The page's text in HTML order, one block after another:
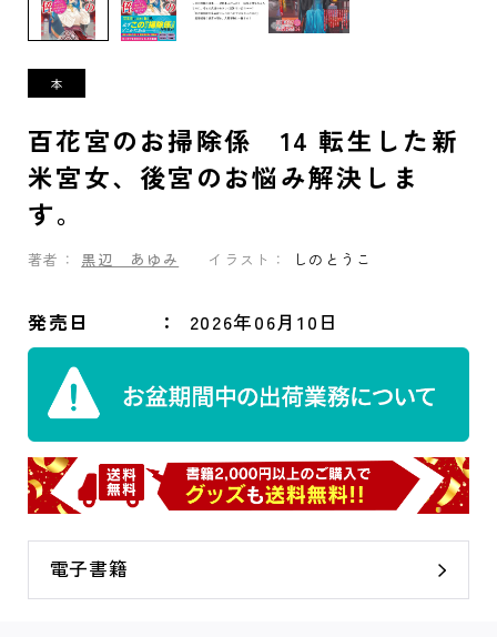
百花宮のお掃除係 14 転生した新
米宮女、後宮のお悩み解決しま
す。
著者： 黒辺 あゆみ イラスト： しのとうこ
発売日 2026年06月10日
電子書籍